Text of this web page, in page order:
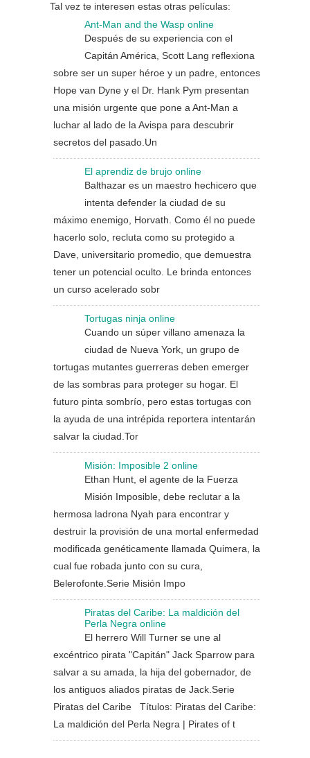
Tal vez te interesen estas otras películas:
Ant-Man and the Wasp online
Después de su experiencia con el
Capitán América, Scott Lang reflexiona
sobre ser un super héroe y un padre, entonces
Hope van Dyne y el Dr. Hank Pym presentan
una misión urgente que pone a Ant-Man a
luchar al lado de la Avispa para descubrir
secretos del pasado.Un
El aprendiz de brujo online
Balthazar es un maestro hechicero que
intenta defender la ciudad de su
máximo enemigo, Horvath. Como él no puede
hacerlo solo, recluta como su protegido a
Dave, universitario promedio, que demuestra
tener un potencial oculto. Le brinda entonces
un curso acelerado sobr
Tortugas ninja online
Cuando un súper villano amenaza la
ciudad de Nueva York, un grupo de
tortugas mutantes guerreras deben emerger
de las sombras para proteger su hogar. El
futuro pinta sombrío, pero estas tortugas con
la ayuda de una intrépida reportera intentarán
salvar la ciudad.Tor
Misión: Imposible 2 online
Ethan Hunt, el agente de la Fuerza
Misión Imposible, debe reclutar a la
hermosa ladrona Nyah para encontrar y
destruir la provisión de una mortal enfermedad
modificada genéticamente llamada Quimera, la
cual fue robada junto con su cura,
Belerofonte.Serie Misión Impo
Piratas del Caribe: La maldición del
Perla Negra online
El herrero Will Turner se une al
excéntrico pirata "Capitán" Jack Sparrow para
salvar a su amada, la hija del gobernador, de
los antiguos aliados piratas de Jack.Serie
Piratas del Caribe Títulos: Piratas del Caribe:
La maldición del Perla Negra | Pirates of t